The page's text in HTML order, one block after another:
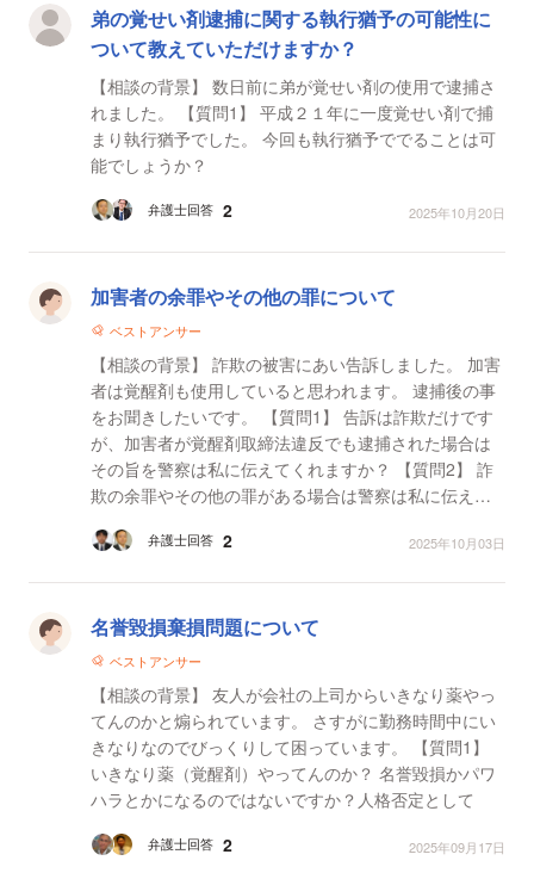
弟の覚せい剤逮捕に関する執行猶予の可能性に
ついて教えていただけますか？
【相談の背景】 数日前に弟が覚せい剤の使用で逮捕さ
れました。 【質問1】 平成２１年に一度覚せい剤で捕
まり執行猶予でした。 今回も執行猶予ででることは可
能でしょうか？
弁護士回答 2 2025年10月20日
加害者の余罪やその他の罪について
ベストアンサー
【相談の背景】 詐欺の被害にあい告訴しました。 加害
者は覚醒剤も使用していると思われます。 逮捕後の事
をお聞きしたいです。 【質問1】 告訴は詐欺だけです
が、加害者が覚醒剤取締法違反でも逮捕された場合は
その旨を警察は私に伝えてくれますか？ 【質問2】 詐
欺の余罪やその他の罪がある場合は警察は私に伝えて
弁護士回答 2 2025年10月03日
名誉毀損棄損問題について
ベストアンサー
【相談の背景】 友人が会社の上司からいきなり薬やっ
てんのかと煽られています。 さすがに勤務時間中にい
きなりなのでびっくりして困っています。 【質問1】
いきなり薬（覚醒剤）やってんのか？ 名誉毀損かパワ
ハラとかになるのではないですか？人格否定として
弁護士回答 2 2025年09月17日